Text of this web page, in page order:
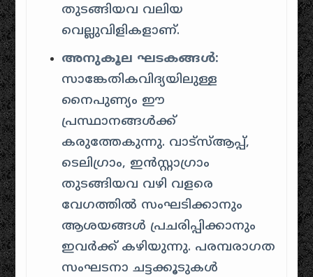
തുടങ്ങിയവ വലിയ
വെല്ലുവിളികളാണ്.
അനുകൂല ഘടകങ്ങൾ:
സാങ്കേതികവിദ്യയിലുള്ള
നൈപുണ്യം ഈ
പ്രസ്ഥാനങ്ങൾക്ക്
കരുത്തേകുന്നു. വാട്സ്ആപ്പ്,
ടെലിഗ്രാം, ഇൻസ്റ്റാഗ്രാം
തുടങ്ങിയവ വഴി വളരെ
വേഗത്തിൽ സംഘടിക്കാനും
ആശയങ്ങൾ പ്രചരിപ്പിക്കാനും
ഇവർക്ക് കഴിയുന്നു. പരമ്പരാഗത
സംഘടനാ ചട്ടക്കൂടുകൾ